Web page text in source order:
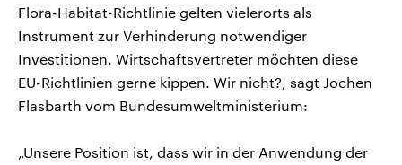
Flora-Habitat-Richtlinie gelten vielerorts als
Instrument zur Verhinderung notwendiger
Investitionen. Wirtschaftsvertreter möchten diese
EU-Richtlinien gerne kippen. Wir nicht?, sagt Jochen
Flasbarth vom Bundesumweltministerium:
„Unsere Position ist, dass wir in der Anwendung der